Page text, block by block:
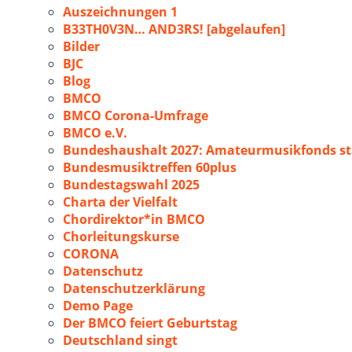
Auszeichnungen 1
B33TH0V3N… AND3RS! [abgelaufen]
Bilder
BJC
Blog
BMCO
BMCO Corona-Umfrage
BMCO e.V.
Bundeshaushalt 2027: Amateurmusikfonds
Bundesmusiktreffen 60plus
Bundestagswahl 2025
Charta der Vielfalt
Chordirektor*in BMCO
Chorleitungskurse
CORONA
Datenschutz
Datenschutzerklärung
Demo Page
Der BMCO feiert Geburtstag
Deutschland singt